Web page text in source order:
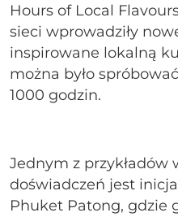
Hours of Local
sieci wprowadziły
inspirowane lokalną
można było
1000 godzin.
Jednym z przykładów
doświadczeń jest
Phuket Patong, gdzie